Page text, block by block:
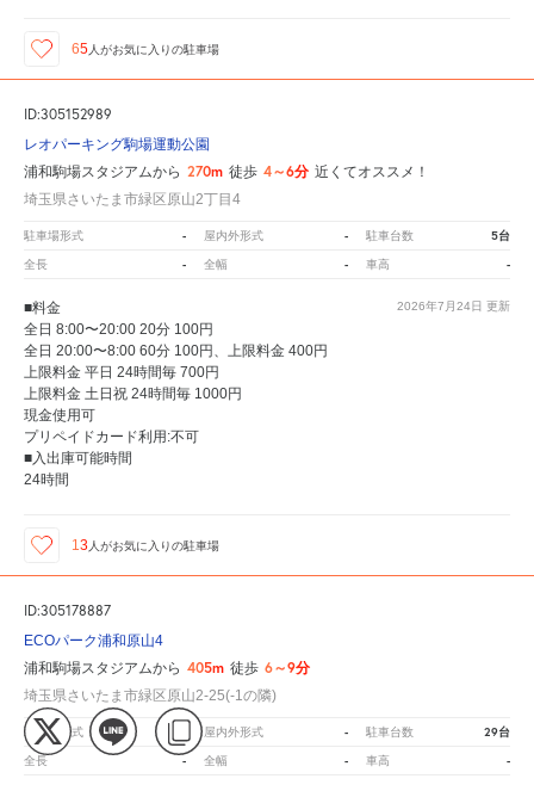
65 人がお気に入りの駐車場
ID:305152989
レオパーキング駒場運動公園
浦和駒場スタジアムから 270m 徒歩 4～6分 近くてオススメ！
埼玉県さいたま市緑区原山2丁目4
駐車場形式 - 屋内外形式 - 駐車台数 5台
全長 - 全幅 - 車高 -
2026年7月24日 更新
■料金
全日 8:00〜20:00 20分 100円
全日 20:00〜8:00 60分 100円、上限料金 400円
上限料金 平日 24時間毎 700円
上限料金 土日祝 24時間毎 1000円
現金使用可
プリペイドカード利用:不可
■入出庫可能時間
24時間
13 人がお気に入りの駐車場
ID:305178887
ECOパーク浦和原山4
浦和駒場スタジアムから 405m 徒歩 6～9分
埼玉県さいたま市緑区原山2-25(-1の隣)
駐車場形式 屋内外形式 - 駐車台数 29台
全長 - 全幅 - 車高 -